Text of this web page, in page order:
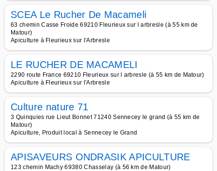
SCEA Le Rucher De Macameli
63 chemin Casse Froide 69210 Fleurieux sur l arbresle (à 55 km de
Matour)
Apiculture à Fleurieux sur l'Arbresle
LE RUCHER DE MACAMELI
2290 route France 69210 Fleurieux sur l arbresle (à 55 km de Matour)
Apiculture à Fleurieux sur l'Arbresle
Culture nature 71
3 Quinquies rue Lieut Bonnet 71240 Sennecey le grand (à 55 km de
Matour)
Apiculture, Produit local à Sennecey le Grand
APISAVEURS ONDRASIK APICULTURE
123 chemin Machy 69380 Chasselay (à 56 km de Matour)